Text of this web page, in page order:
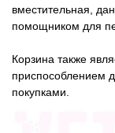
вместительная,
помощником для
Корзина также
приспособлением
покупками.
Архив / Снято с